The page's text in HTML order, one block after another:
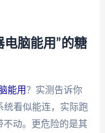
脑能用”的糖
能用？实测告诉你
统看似能连，实际跑
不动。更危险的是其